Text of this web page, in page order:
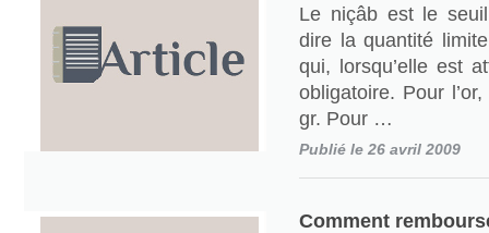
Le niçâb est le seuil
dire la quantité
qui, lorsqu’elle est
obligatoire. Pour
gr. Pour …
Publié le 26 avril 2009
Comment